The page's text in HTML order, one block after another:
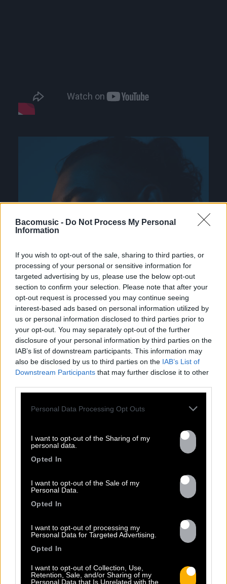
Bacomusic - Do Not Process My Personal
Information
If you wish to opt-out of the sale, sharing to third parties, or
processing of your personal or sensitive information for
targeted advertising by us, please use the below opt-out
section to confirm your selection. Please note that after your
opt-out request is processed you may continue seeing
interest-based ads based on personal information utilized by
us or personal information disclosed to third parties prior to
your opt-out. You may separately opt-out of the further
disclosure of your personal information by third parties on the
IAB’s list of downstream participants. This information may
also be disclosed by us to third parties on the IAB’s List of
Downstream Participants that may further disclose it to other
Personal Data Processing Opt Outs
I want to opt-out of the Sharing of my
personal data.
Opted In
I want to opt-out of the Sale of my
Personal Data.
Opted In
I want to opt-out of processing my
Personal Data for Targeted Advertising.
Opted In
I want to opt-out of Collection, Use,
Retention, Sale, and/or Sharing of my
Personal Data that Is Unrelated with the
TOUTES LES